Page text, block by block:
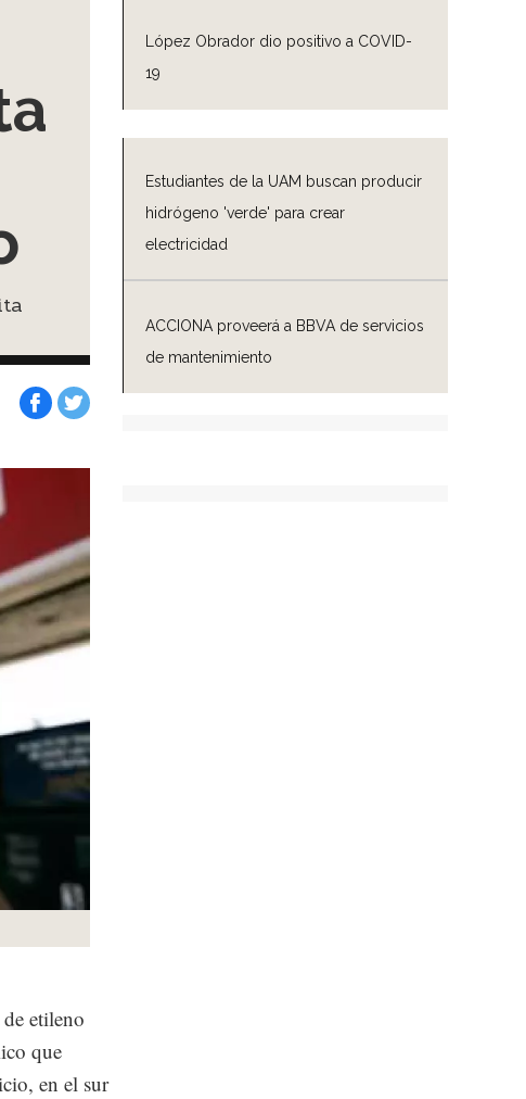
López Obrador dio positivo a COVID-
19
Estudiantes de la UAM buscan producir
hidrógeno 'verde' para crear
electricidad
ACCIONA proveerá a BBVA de servicios
de mantenimiento
etileno
que
en el sur